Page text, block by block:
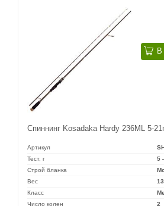
Спиннинг Kosadaka Hardy 236ML 5-
Артикул
Тест, г
5
Строй бланка
Вес
Класс
Число колен
2
В